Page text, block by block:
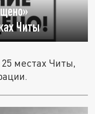
Читы
местах Читы,